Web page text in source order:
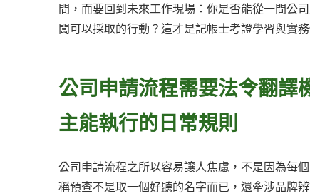
間，而要回到未來工作現場：你是否能從一間公
闆可以採取的行動？這才是記帳士考證學習與實
公司申請流程需要法令翻譯
主能執行的日常規則
公司申請流程之所以容易讓人焦慮，不是因為每
稱預查不是取一個好聽的名字而已，還牽涉品牌